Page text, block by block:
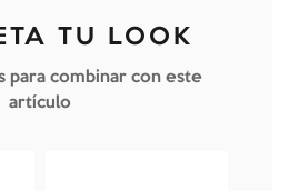
TU LOOK
para combinar con este
artículo